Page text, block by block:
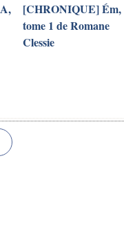
[CHRONIQUE] Ém,
tome 1 de Romane
Clessie